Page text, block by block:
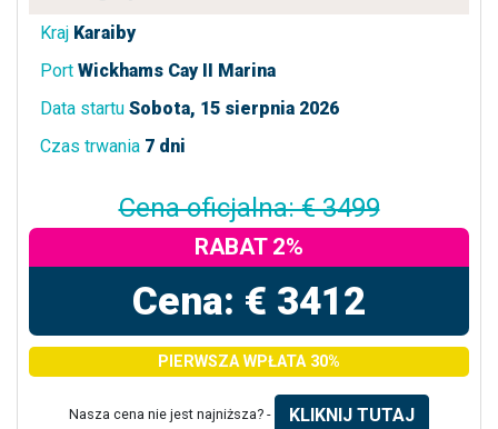
Kraj Karaiby
Port Wickhams Cay II Marina
Data startu Sobota, 15 sierpnia 2026
Czas trwania 7 dni
Cena oficjalna: € 3499
RABAT 2%
Cena: € 3412
PIERWSZA WPŁATA 30%
Nasza cena nie jest najniższa? - KLIKNIJ TUTAJ